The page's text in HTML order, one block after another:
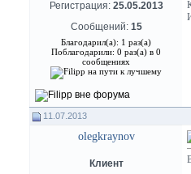
Регистрация: 25.05.2013
Сообщений: 15
Благодарил(а): 1 раз(а)
Поблагодарили: 0 раз(а) в 0
сообщениях
11.07.2013
olegkraynov
Клиент